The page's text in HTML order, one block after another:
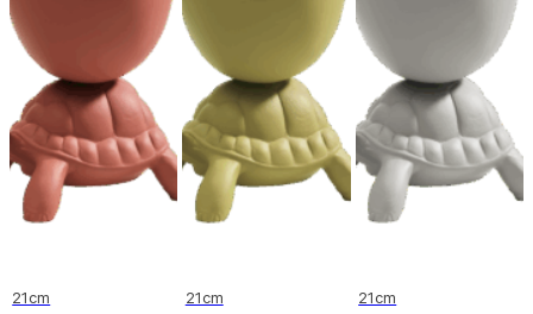
21cm 21cm 21cm